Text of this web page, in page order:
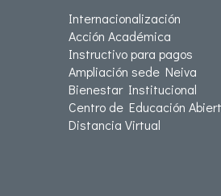
Internacionalización
Acción Académica
Instructivo para pagos
Ampliación sede Neiva
Bienestar Institucional
Centro de Educación
Distancia Virtual